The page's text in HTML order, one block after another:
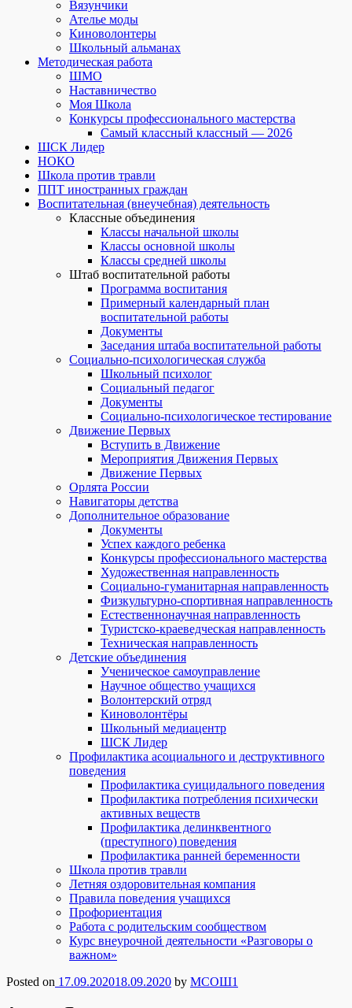
Вязунчики
Ателье моды
Киноволонтеры
Школьный альманах
Методическая работа
ШМО
Наставничество
Моя Школа
Конкурсы профессионального мастерства
Самый классный классный — 2026
ШСК Лидер
НОКО
Школа против травли
ППТ иностранных граждан
Воспитательная (внеучебная) деятельность
Классные объединения
Классы начальной школы
Классы основной школы
Классы средней школы
Штаб воспитательной работы
Программа воспитания
Примерный календарный план
воспитательной работы
Документы
Заседания штаба воспитательной работы
Социально-психологическая служба
Школьный психолог
Социальный педагог
Документы
Социально-психологическое тестирование
Движение Первых
Вступить в Движение
Мероприятия Движения Первых
Движение Первых
Орлята России
Навигаторы детства
Дополнительное образование
Документы
Успех каждого ребенка
Конкурсы профессионального мастерства
Художественная направленность
Социально-гуманитарная направленность
Физкультурно-спортивная направленность
Естественнонаучная направленность
Туристско-краеведческая направленность
Техническая направленность
Детские объединения
Ученическое самоуправление
Научное общество учащихся
Волонтерский отряд
Киноволонтёры
Школьный медиацентр
ШСК Лидер
Профилактика асоциального и деструктивного
поведения
Профилактика суицидального поведения
Профилактика потребления психически
активных веществ
Профилактика делинквентного
(преступного) поведения
Профилактика ранней беременности
Школа против травли
Летняя оздоровительная компания
Правила поведения учащихся
Профориентация
Работа с родительским сообществом
Курс внеурочной деятельности «Разговоры о
важном»
Posted on 17.09.202018.09.2020 by МСОШ1